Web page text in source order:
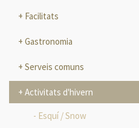
Facilitats
Gastronomia
Serveis comuns
Activitats d'hivern
Esquí / Snow